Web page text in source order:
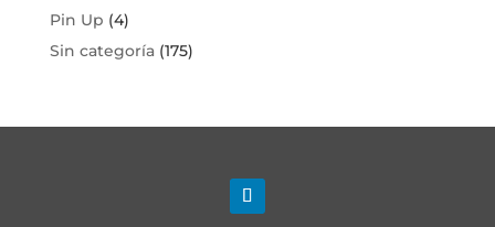
Pin Up (4)
Sin categoría(175)